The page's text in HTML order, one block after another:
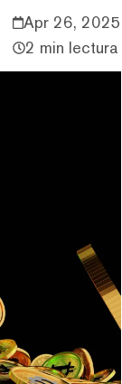
Apr 26, 2025
2 min lectura